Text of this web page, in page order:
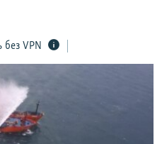
СОПРОТИВЛЕНИЯ
без VPN